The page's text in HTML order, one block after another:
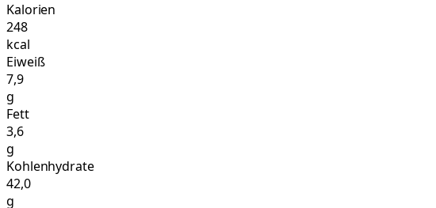
Kalorien
248
kcal
Eiweiß
7,9
g
Fett
3,6
g
Kohlenhydrate
42,0
g